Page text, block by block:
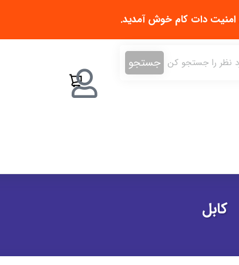
امنیت دات کام خوش آمدید.
جستجو
کابل